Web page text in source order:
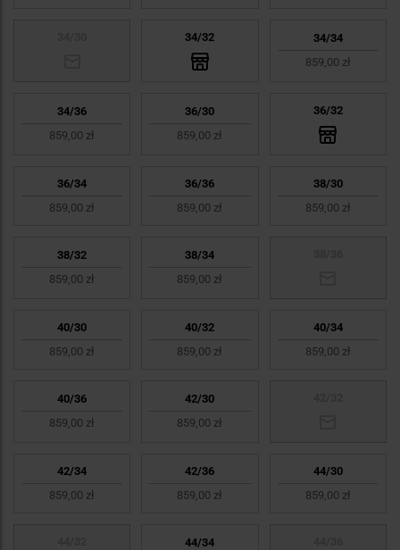
34/32
34/34
859,00 zł
34/36
859,00 zł
36/30
859,00 zł
36/32
36/34
859,00 zł
36/36
859,00 zł
38/30
859,00 zł
38/32
859,00 zł
38/34
859,00 zł
40/30
859,00 zł
40/32
859,00 zł
40/34
859,00 zł
40/36
859,00 zł
42/30
859,00 zł
42/34
859,00 zł
42/36
859,00 zł
44/30
859,00 zł
44/34